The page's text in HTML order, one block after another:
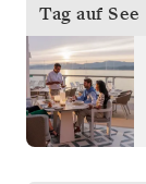
Tag auf See